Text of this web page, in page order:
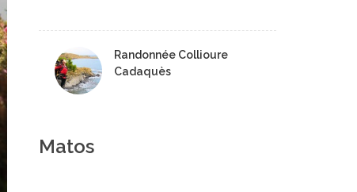
Randonnée Collioure
Cadaquès
Matos